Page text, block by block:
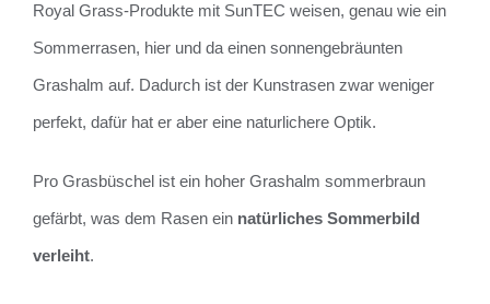
Royal Grass-Produkte mit SunTEC weisen, genau wie ein
Sommerrasen, hier und da einen sonnengebräunten
Grashalm auf. Dadurch ist der Kunstrasen zwar weniger
perfekt, dafür hat er aber eine naturlichere Optik.
Pro Grasbüschel ist ein hoher Grashalm sommerbraun
gefärbt, was dem Rasen ein natürliches Sommerbild
verleiht.